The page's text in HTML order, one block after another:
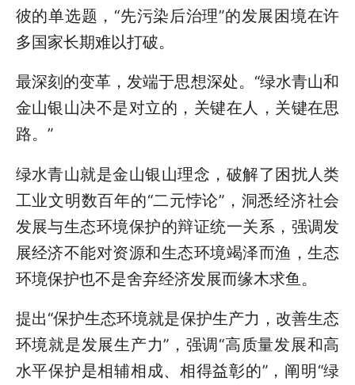
彼的单选题，“先污染后治理”的发展困境在许
多国家长期难以打破。
最深刻的变革，发端于思想深处。“绿水青山和
金山银山决不是对立的，关键在人，关键在思
路。”
绿水青山就是金山银山理念，破解了困扰人类
工业文明数百年的“二元悖论”，洞悉经济社会
发展与生态环境保护的辩证统一关系，强调发
展经济不能对资源和生态环境竭泽而渔，生态
环境保护也不是舍弃经济发展而缘木求鱼。
提出“保护生态环境就是保护生产力，改善生态
环境就是发展生产力”，强调“高质量发展和高
水平保护是相辅相成、相得益彰的”，阐明“绿